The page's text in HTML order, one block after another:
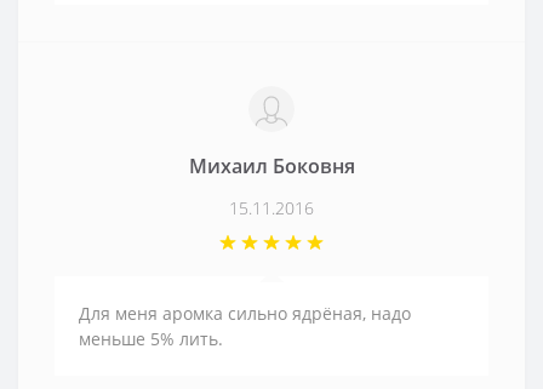
Михаил Боковня
15.11.2016
Для меня аромка сильно ядрёная, надо
меньше 5% лить.